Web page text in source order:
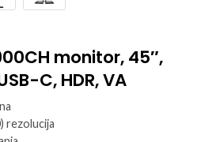
monitor, 45″,
C, HDR, VA
rezolucija